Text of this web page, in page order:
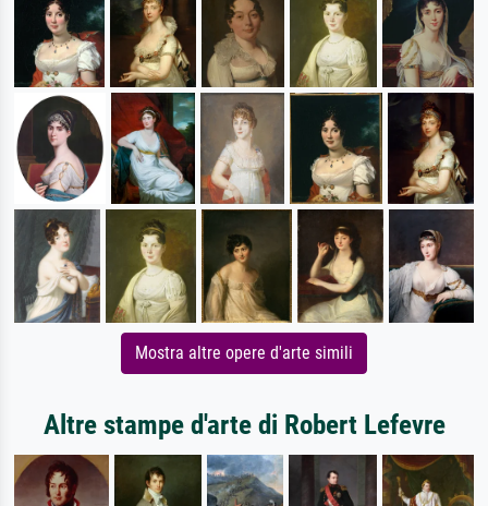
Mostra altre opere d'arte simili
Altre stampe d'arte di Robert Lefevre